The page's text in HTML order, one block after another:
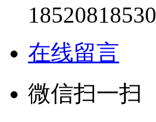
18520818530
在线留言
微信扫一扫